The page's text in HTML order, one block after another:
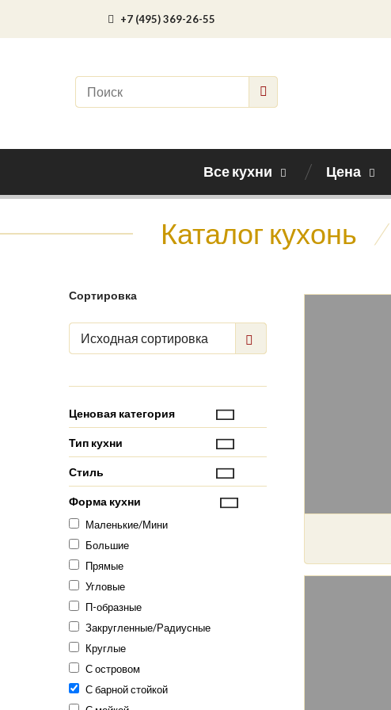
+7 (495) 369-26-55
Все кухни Цена
Каталог кухонь /
Сортировка
Исходная сортировка
Ценовая категория
Тип кухни
Стиль
Форма кухни
Маленькие/Мини
Большие
Прямые
Угловые
П-образные
Закругленные/Радиусные
Круглые
С островом
С барной стойкой